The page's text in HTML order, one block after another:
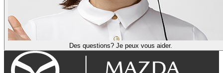
Des questions? Je peux vous aider.